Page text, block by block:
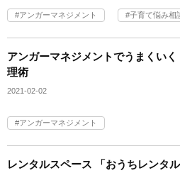
アンガーマネジメント 子育て悩み相
アンガーマネジメントでうまくい
理術
2021-02-02
アンガーマネジメント
レンタルスペース 「おうちレンタ